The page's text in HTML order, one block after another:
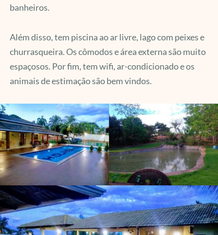
banheiros.
Além disso, tem piscina ao ar livre, lago com peixes e
churrasqueira. Os cômodos e área externa são muito
espaçosos. Por fim, tem wifi, ar-condicionado e os
animais de estimação são bem vindos.